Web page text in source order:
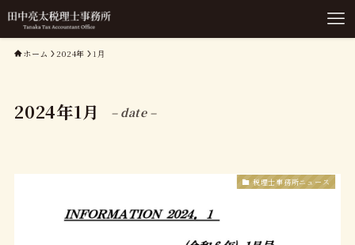
ホーム 2024年 1月
2024年1月 – date –
税理士事務所ニュース